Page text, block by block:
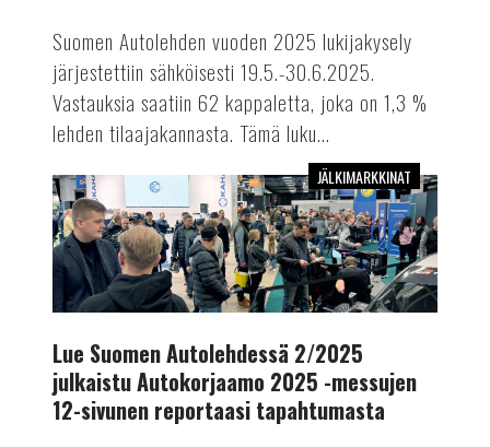
Suomen Autolehden vuoden 2025 lukijakysely
järjestettiin sähköisesti 19.5.-30.6.2025.
Vastauksia saatiin 62 kappaletta, joka on 1,3 %
lehden tilaajakannasta. Tämä luku...
Lue
Suomen
Autolehdessä
2/2025
julkaistu
Autokorjaamo
2025
-
messujen
12-
JÄLKIMARKKINAT
Lue Suomen Autolehdessä 2/2025
julkaistu Autokorjaamo 2025 -messujen
12-sivunen reportaasi tapahtumasta